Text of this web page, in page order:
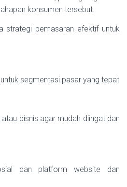
konsumen tersebut.
strategi pemasaran efektif untuk
segmentasi pasar yang tepat
bisnis agar mudah diingat dan
dan platform website dan